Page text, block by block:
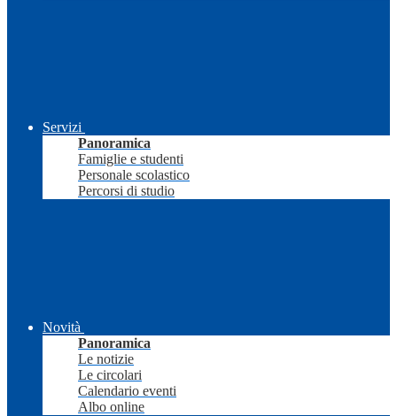
Servizi
Panoramica
Famiglie e studenti
Personale scolastico
Percorsi di studio
Novità
Panoramica
Le notizie
Le circolari
Calendario eventi
Albo online